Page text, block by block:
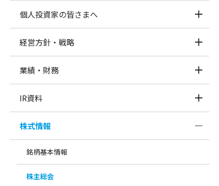
個人投資家の皆さまへ
経営方針・戦略
業績・財務
IR資料
株式情報
銘柄基本情報
株主総会